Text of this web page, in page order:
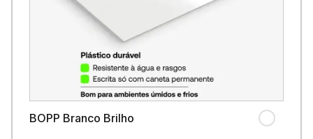
BOPP Branco Brilho